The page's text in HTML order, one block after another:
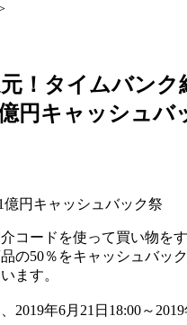
！タイムバンク
円キャッシュバ
億円キャッシュバック祭
コードを使って買い物を
の50％をキャッシュバッ
ます。
2019年6月21日18:00～2019